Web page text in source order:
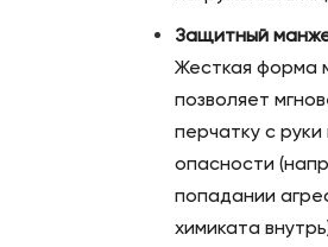
Защитный
Жесткая форма
позволяет
перчатку с руки
опасности
попадании
химиката